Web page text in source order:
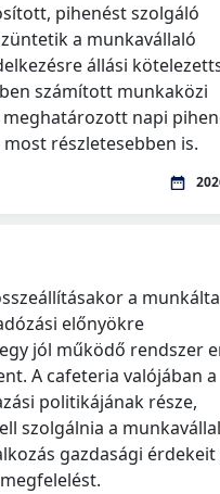
pihenést szolgáló
a munkavállaló
állási
számított munkaközi
napi
részletesebben is.
a
előnyökre
jól működő rendszer
A cafeteria valójában a
politikájának része,
szolgálnia a
gazdasági érdekeit